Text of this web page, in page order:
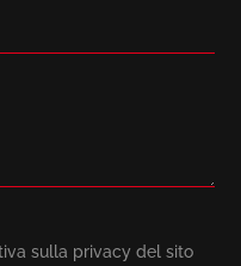
sulla privacy del sito